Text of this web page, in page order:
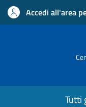
Accedi all'area
Tutti